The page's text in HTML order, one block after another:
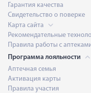
Гарантия качества
Свидетельство о поверке
Карта сайта
Рекомендательные
Правила работы с
Программа лояльности
Аптечная семья
Активация карты
Правила участия